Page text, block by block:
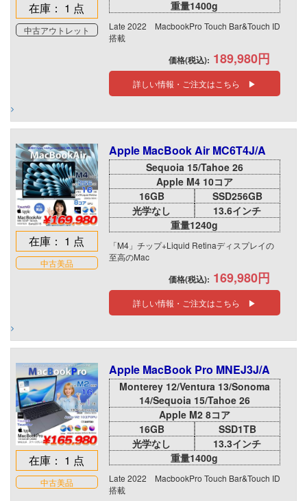
在庫： 1 点
中古アウトレット
重量1400g
Late 2022 MacbookPro Touch Bar&Touch ID
搭載
価格(税込): 189,980円
詳しい情報・ご注文はこちら ▶
在庫： 1 点
中古美品
Apple MacBook Air MC6T4J/A
Sequoia 15/Tahoe 26
Apple M4 10コア
16GB
SSD256GB
光学なし
13.6インチ
重量1240g
「M4」チップ+Liquid Retinaディスプレイの
至高のMac
価格(税込): 169,980円
詳しい情報・ご注文はこちら ▶
在庫： 1 点
中古美品
Apple MacBook Pro MNEJ3J/A
Monterey 12/Ventura 13/Sonoma
14/Sequoia 15/Tahoe 26
Apple M2 8コア
16GB
SSD1TB
光学なし
13.3インチ
重量1400g
Late 2022 MacbookPro Touch Bar&Touch ID
搭載